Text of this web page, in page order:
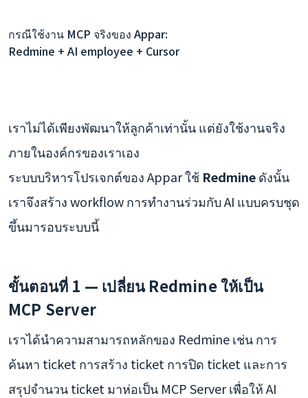
กรณีใช้งาน MCP จริงของ Appar:
Redmine + AI employee + Cursor
เราไม่ได้เพียงพัฒนาให้ลูกค้าเท่านั้น แต่ยังใช้งานจริง
ภายในองค์กรของเราเอง
ระบบบริหารโปรเจกต์ของ Appar ใช้ Redmineดังนั้น
เราจึงสร้าง workflow การทำงานร่วมกับ AI แบบครบชุด
ขึ้นมารอบระบบนี้
ขั้นตอนที่ 1 — เปลี่ยน Redmine ให้เป็น
MCP Server
เราได้นำความสามารถหลักของ Redmine เช่น การ
ค้นหา ticket การสร้าง ticket การปิด ticket และการ
สรุปจำนวน ticket มาห่อเป็น MCP Server เพื่อให้ AI